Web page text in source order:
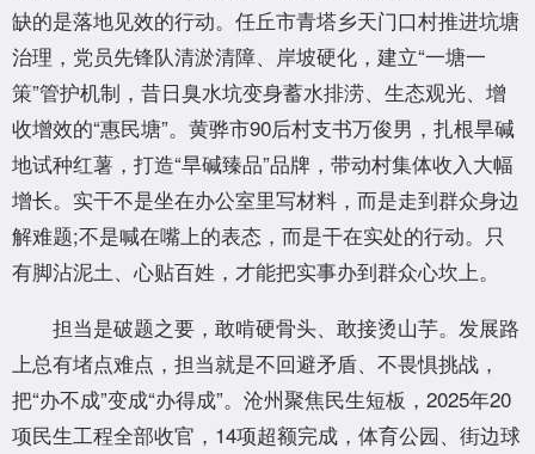
缺的是落地见效的行动。任丘市青塔乡天门口村推进坑塘
治理，党员先锋队清淤清障、岸坡硬化，建立“一塘一
策”管护机制，昔日臭水坑变身蓄水排涝、生态观光、增
收增效的“惠民塘”。黄骅市90后村支书万俊男，扎根旱碱
地试种红薯，打造“旱碱臻品”品牌，带动村集体收入大幅
增长。实干不是坐在办公室里写材料，而是走到群众身边
解难题;不是喊在嘴上的表态，而是干在实处的行动。只
有脚沾泥土、心贴百姓，才能把实事办到群众心坎上。
担当是破题之要，敢啃硬骨头、敢接烫山芋。发展路
上总有堵点难点，担当就是不回避矛盾、不畏惧挑战，
把“办不成”变成“办得成”。沧州聚焦民生短板，2025年20
项民生工程全部收官，14项超额完成，体育公园、街边球